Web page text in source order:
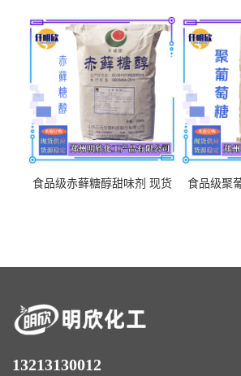
中轩黄原胶
食品级赤藓糖醇甜味剂 现货
食品级聚
13213130012